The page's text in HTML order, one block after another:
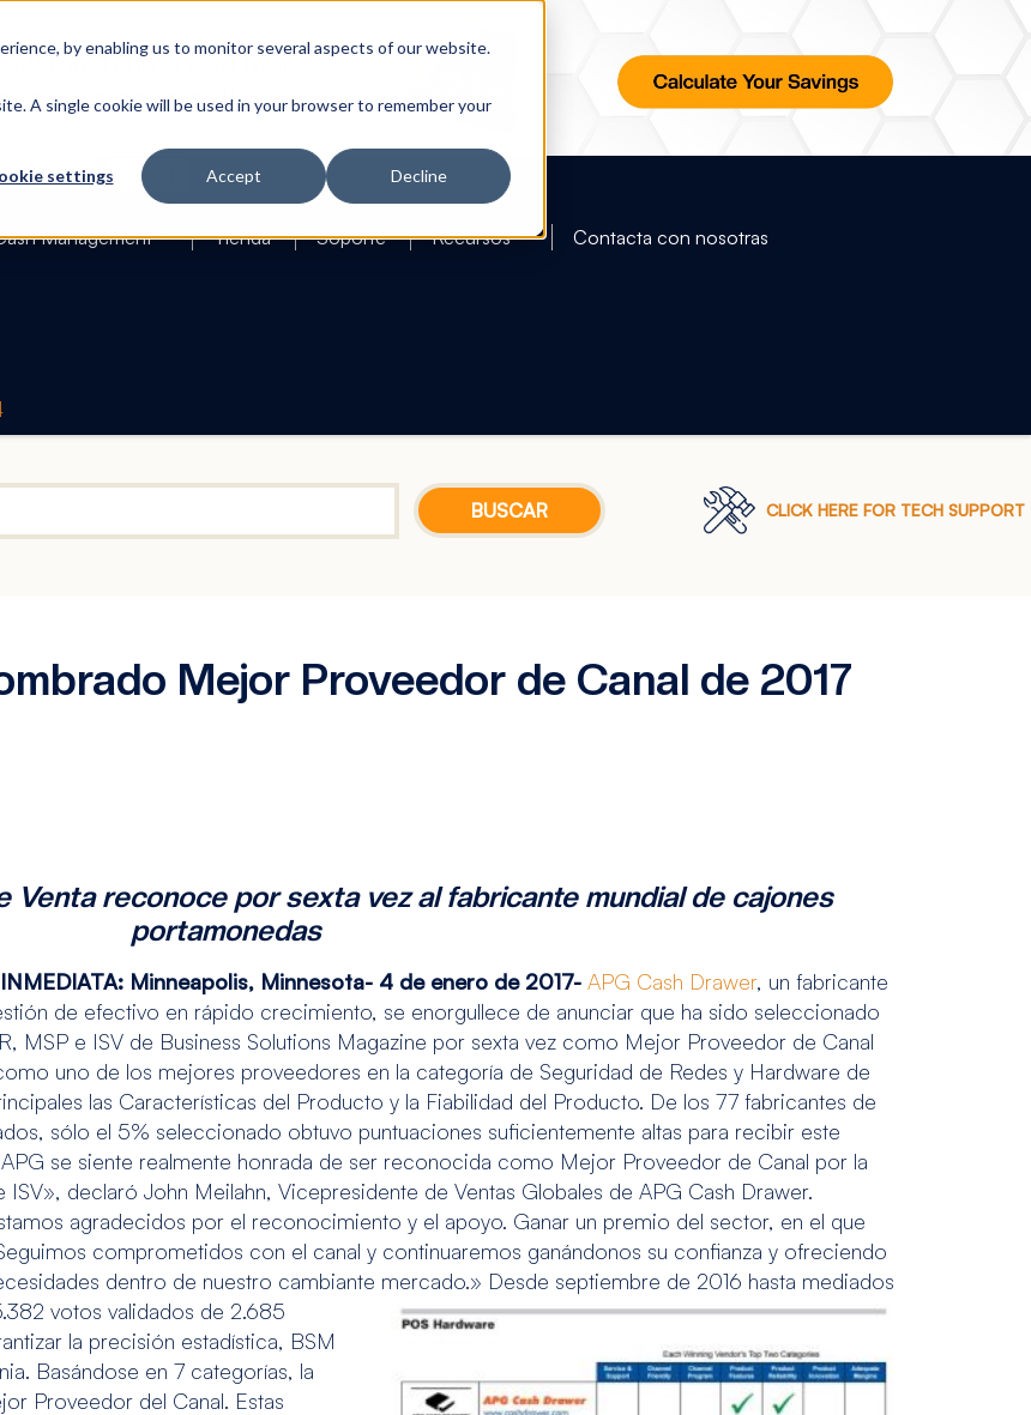
by enabling us to monitor several aspects of our website.
A single cookie will be used in your browser to remember your
settings Accept Decline
Search
Management Tienda Soporte Recursos Contacta con nosotras
CLICK HERE FOR TECH SUPPORT
Mejor Proveedor de Canal de 2017
Venta reconoce por sexta vez al fabricante mundial de cajones
portamonedas
Minneapolis, Minnesota- 4 de enero de 2017- APG Cash Drawer, un fabricante
de efectivo en rápido crecimiento, se enorgullece de anunciar que ha sido seleccionado
MSP e ISV de Business Solutions Magazine por sexta vez como Mejor Proveedor de Canal
uno de los mejores proveedores en la categoría de Seguridad de Redes y Hardware de
las Características del Producto y la Fiabilidad del Producto. De los 77 fabricantes de
sólo el 5% seleccionado obtuvo puntuaciones suficientemente altas para recibir este
se siente realmente honrada de ser reconocida como Mejor Proveedor de Canal por la
ISV», declaró John Meilahn, Vicepresidente de Ventas Globales de APG Cash Drawer.
agradecidos por el reconocimiento y el apoyo. Ganar un premio del sector, en el que
comprometidos con el canal y continuaremos ganándonos su confianza y ofreciendo
dentro de nuestro cambiante mercado.» Desde septiembre de 2016 hasta mediados
votos validados de 2.685
la precisión estadística, BSM
Basándose en 7 categorías, la
Proveedor del Canal. Estas